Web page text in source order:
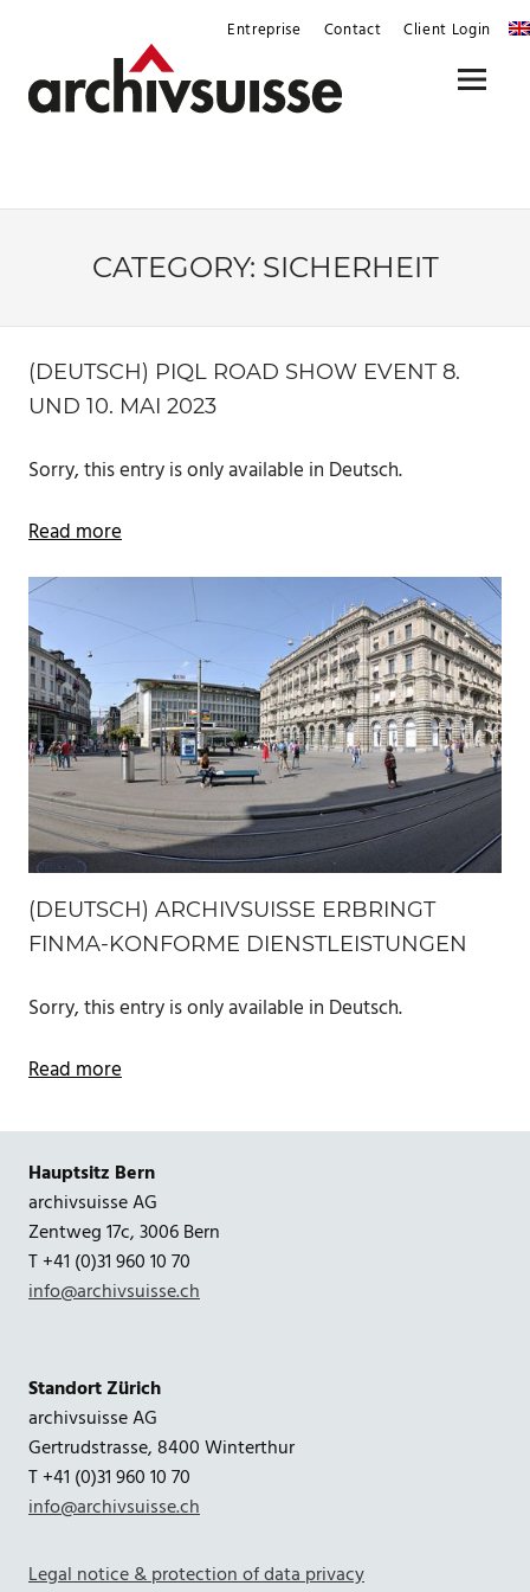
content
Entreprise Contact Client Login
Menu
CATEGORY: SICHERHEIT
(DEUTSCH) PIQL ROAD SHOW EVENT 8.
UND 10. MAI 2023
Sorry, this entry is only available in Deutsch.
Read more
(DEUTSCH) ARCHIVSUISSE ERBRINGT
FINMA-KONFORME DIENSTLEISTUNGEN
Sorry, this entry is only available in Deutsch.
Read more
Hauptsitz Bern
archivsuisse AG
Zentweg 17c, 3006 Bern
T +41 (0)31 960 10 70
info@archivsuisse.ch
Standort Zürich
archivsuisse AG
Gertrudstrasse, 8400 Winterthur
T +41 (0)31 960 10 70
info@archivsuisse.ch
Legal notice & protection of data privacy